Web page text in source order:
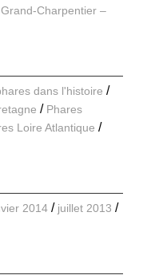
Charpentier –
dans l'histoire
Phares
Loire Atlantique
2014
juillet 2013